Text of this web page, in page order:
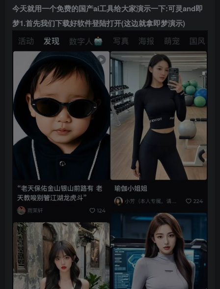
今天就用一个免费的国产ai工具给大家演示一下:可灵and即
梦1.首先我们下载好软件登陆打开(这边就拿即梦演示)